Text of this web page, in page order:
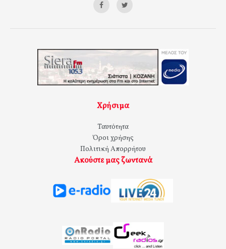
Χρήσιμα
Ταυτότητα
Όροι χρήσης
Πολιτική Απορρήτου
Ακούστε μας ζωντανά